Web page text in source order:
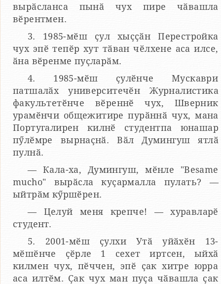
вырӑсланса пынӑ чух пире чӑвашла
вӗрентмен.
3. 1985-мӗш ҫул хыҫҫӑн Перестройка
чух эпӗ тепӗр хут тӑван чӗлхене аса илсе,
ӑна вӗренме пуҫларӑм.
4. 1985-мӗш ҫулӗнче Мускаври
патшалӑх университечӗн Журналистика
факультетӗнче вӗреннӗ чух, Шверник
урамӗнчи общежитире пурӑннӑ чух, мана
Португалирен килнӗ студентпа юнашар
пӳлӗмре вырнаҫнӑ. Вӑл Думингуш ятлӑ
пулнӑ.
— Кала-ха, Думингуш, мӗнле "Besame
mucho" вырӑсла куҫармалла пулать? —
ыйтрӑм кӳршӗрен.
— Целуй меня крепче! — хуравларӗ
студент.
5. 2001-мӗш ҫулхи Утӑ уйӑхӗн 13-
мӗшӗнче ҫӗрле 1 сехет иртсен, ыйхӑ
килмен чух, пӗччен, эпӗ ҫак хитре юрра
аса илтӗм. Ҫак чух ман пуҫа чӑвашла ҫак